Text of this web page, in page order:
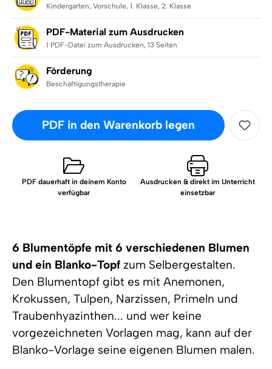
6 Blumentöpfe mit 6 verschiedenen Blumen
und ein Blanko-Topf zum Selbergestalten.
Den Blumentopf gibt es mit Anemonen,
Krokussen, Tulpen, Narzissen, Primeln und
Traubenhyazinthen... und wer keine
vorgezeichneten Vorlagen mag, kann auf der
Blanko-Vorlage seine eigenen Blumen malen.
Kindergarten, Vorschule, 1. Klasse, 2. Klasse
PDF-Material zum Ausdrucken
1 PDF-Datei zum Ausdrucken, 13 Seiten
Förderung
Beschäftigungstherapie
PDF in den Warenkorb legen
PDF dauerhaft in deinem Konto
verfügbar
Ausdrucken & direkt im Unterricht
einsetzbar